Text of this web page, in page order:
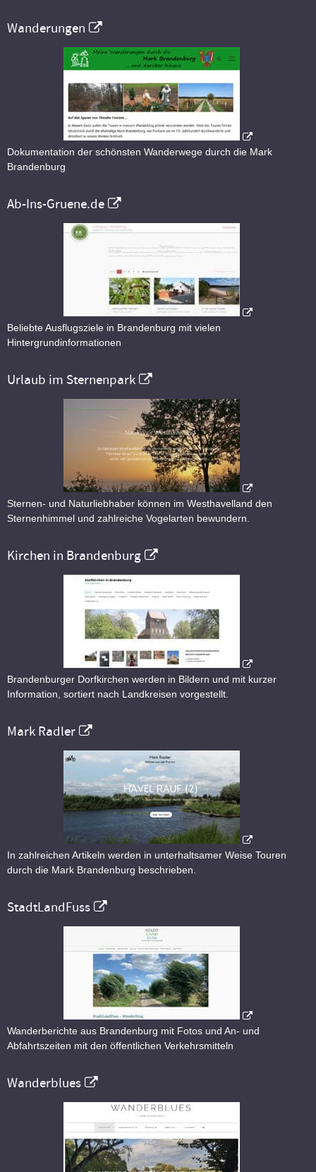
Wanderungen
Dokumentation der schönsten Wanderwege durch die Mark
Brandenburg
Ab-Ins-Gruene.de
Beliebte Ausflugsziele in Brandenburg mit vielen
Hintergrundinformationen
Urlaub im Sternenpark
Sternen- und Naturliebhaber können im Westhavelland den
Sternenhimmel und zahlreiche Vogelarten bewundern.
Kirchen in Brandenburg
Brandenburger Dorfkirchen werden in Bildern und mit kurzer
Information, sortiert nach Landkreisen vorgestellt.
Mark Radler
In zahlreichen Artikeln werden in unterhaltsamer Weise Touren
durch die Mark Brandenburg beschrieben.
StadtLandFuss
Wanderberichte aus Brandenburg mit Fotos und An- und
Abfahrtszeiten mit den öffentlichen Verkehrsmitteln
Wanderblues